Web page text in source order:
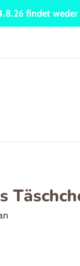
findet weder